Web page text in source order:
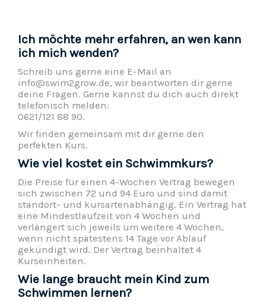
Ich möchte mehr erfahren, an wen kann
ich mich wenden?
Schreib uns gerne eine E-Mail an
info@swim2grow.de, wir beantworten dir gerne
deine Fragen. Gerne kannst du dich auch direkt
telefonisch melden:
0621/121 88 90.
Wir finden gemeinsam mit dir gerne den
perfekten Kurs.
Wie viel kostet ein Schwimmkurs?
Die Preise für einen 4-Wochen Vertrag bewegen
sich zwischen 72 und 94 Euro und sind damit
standort- und kursartenabhängig. Ein Vertrag hat
eine Mindestlaufzeit von 4 Wochen und
verlängert sich jeweils um weitere 4 Wochen,
wenn nicht spätestens 14 Tage vor Ablauf
gekündigt wird. Der Vertrag beinhaltet 4
Kurseinheiten.
Wie lange braucht mein Kind zum
Schwimmen lernen?